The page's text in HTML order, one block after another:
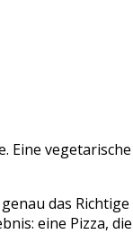
das
eine Pizza,